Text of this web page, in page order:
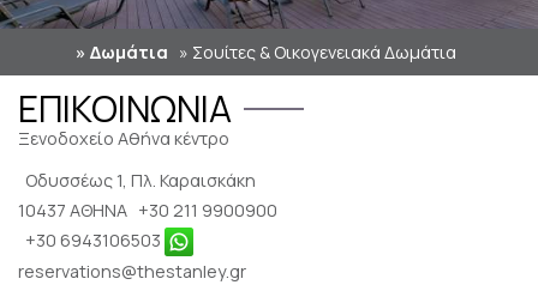
» Δωμάτια » Σουίτες & Οικογενειακά Δωμάτια
ΕΠΙΚΟΙΝΩΝΊΑ
Ξενοδοχείο Αθήνα κέντρο
Οδυσσέως 1, Πλ. Καραισκάκη
10437 ΑΘΗΝΑ +30 211 9900900
+30 6943106503
reservations@thestanley.gr